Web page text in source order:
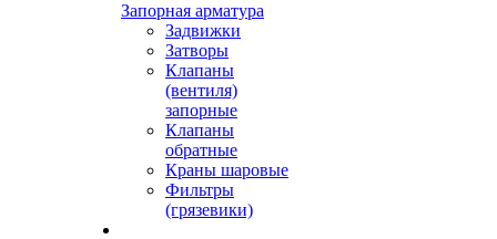
Запорная арматура
Задвижки
Затворы
Клапаны
(вентиля)
запорные
Клапаны
обратные
Краны шаровые
Фильтры
(грязевики)